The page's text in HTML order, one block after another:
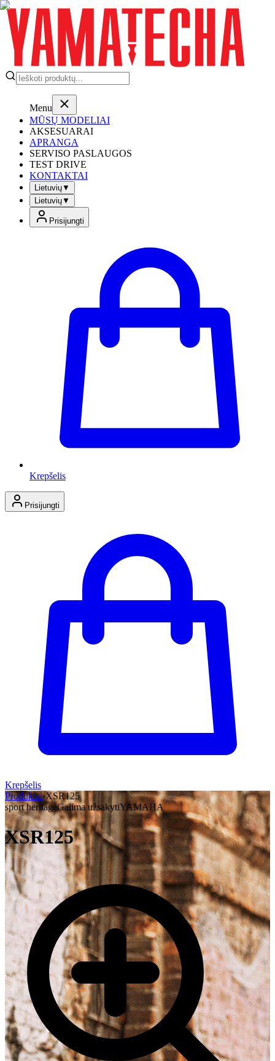
Menu
MŪSŲ MODELIAI
AKSESUARAI
APRANGA
SERVISO PASLAUGOS
TEST DRIVE
KONTAKTAI
Lietuvių▼
Lietuvių▼
Prisijungti
Krepšelis
Prisijungti
Krepšelis
Produktai›XSR125
sport heritageGalima užsakytiYAMAHA
XSR125